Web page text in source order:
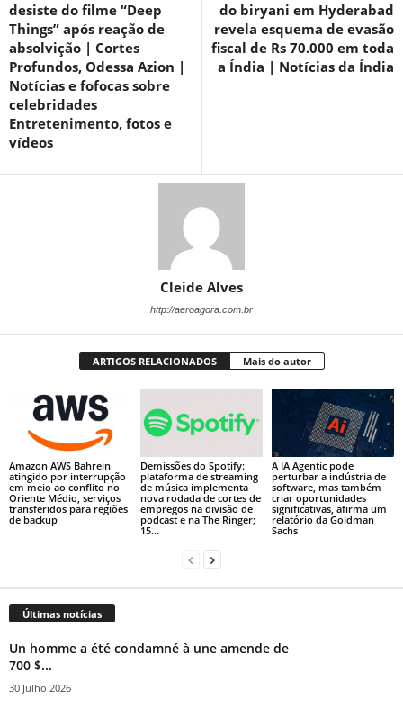
desiste do filme “Deep
Things” após reação de
absolvição | Cortes
Profundos, Odessa Azion |
Notícias e fofocas sobre
celebridades
Entretenimento, fotos e
vídeos
do biryani em Hyderabad
revela esquema de evasão
fiscal de Rs 70.000 em toda
a Índia | Notícias da Índia
Cleide Alves
http://aeroagora.com.br
ARTIGOS RELACIONADOS Mais do autor
Amazon AWS Bahrein
atingido por interrupção
em meio ao conflito no
Oriente Médio, serviços
transferidos para regiões
de backup
Demissões do Spotify:
plataforma de streaming
de música implementa
nova rodada de cortes de
empregos na divisão de
podcast e na The Ringer;
15...
A IA Agentic pode
perturbar a indústria de
software, mas também
criar oportunidades
significativas, afirma um
relatório da Goldman
Sachs
Últimas notícias
Un homme a été condamné à une amende de
700 $...
30 Julho 2026